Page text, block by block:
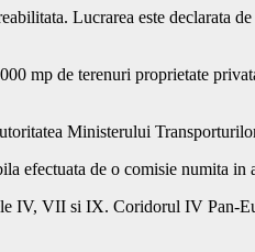
Lucrarea este declarata
mp de terenuri proprietate
Ministerului
efectuata de o comisie numita
IV, VII si IX. Coridorul IV Pan-